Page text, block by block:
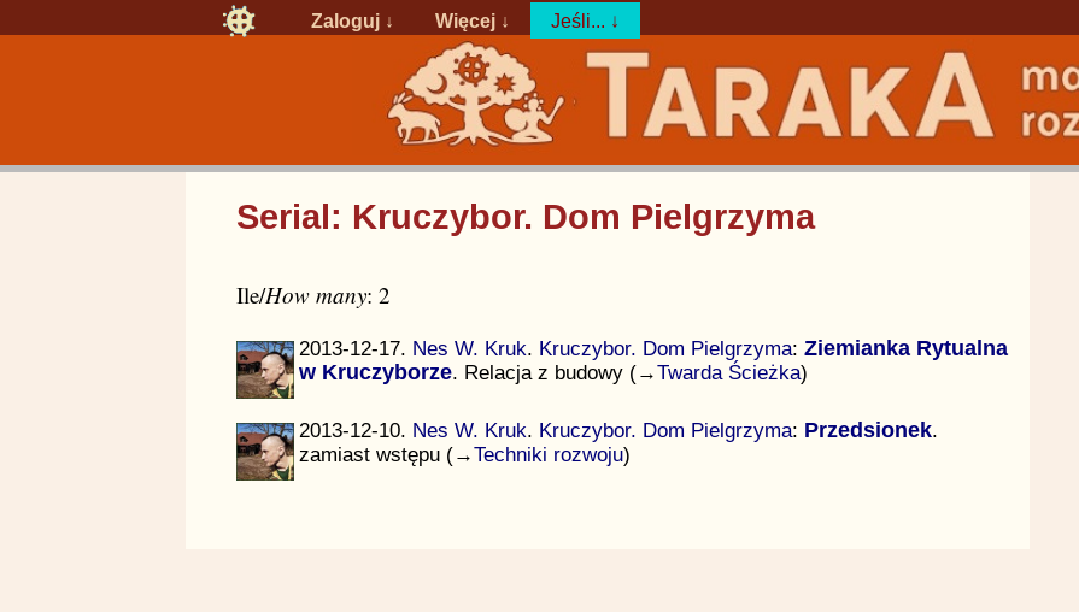
Zaloguj ↓ Więcej ↓ Jeśli... ↓
Serial: Kruczybor. Dom Pielgrzyma
Ile/How many: 2
2013-12-17. Nes W. Kruk. Kruczybor. Dom Pielgrzyma: Ziemianka Rytualna
w Kruczyborze. Relacja z budowy (→Twarda Ścieżka)
2013-12-10. Nes W. Kruk. Kruczybor. Dom Pielgrzyma: Przedsionek.
zamiast wstępu (→Techniki rozwoju)